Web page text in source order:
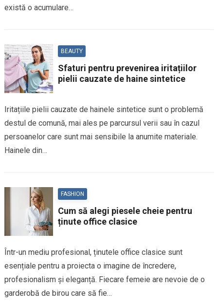
există o acumulare…
BEAUTY
Sfaturi pentru prevenirea iritațiilor
pielii cauzate de haine sintetice
Iritațiile pielii cauzate de hainele sintetice sunt o problemă
destul de comună, mai ales pe parcursul verii sau în cazul
persoanelor care sunt mai sensibile la anumite materiale.
Hainele din…
FASHION
Cum să alegi piesele cheie pentru
ținute office clasice
Într-un mediu profesional, ținutele office clasice sunt
esențiale pentru a proiecta o imagine de încredere,
profesionalism și eleganță. Fiecare femeie are nevoie de o
garderobă de birou care să fie…